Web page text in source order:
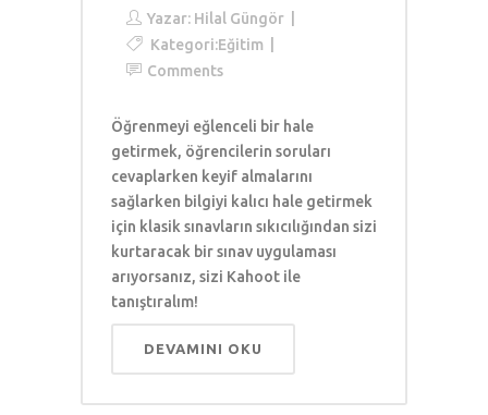
Yazar: Hilal Güngör
Kategori:Eğitim
Comments
Öğrenmeyi eğlenceli bir hale
getirmek, öğrencilerin soruları
cevaplarken keyif almalarını
sağlarken bilgiyi kalıcı hale getirmek
için klasik sınavların sıkıcılığından sizi
kurtaracak bir sınav uygulaması
arıyorsanız, sizi Kahoot ile
tanıştıralım!
DEVAMINI OKU